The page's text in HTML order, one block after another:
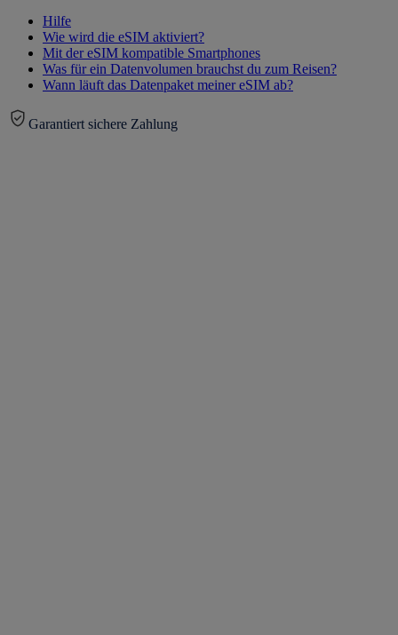
Hilfe
Wie wird die eSIM aktiviert?
Mit der eSIM kompatible Smartphones
Was für ein Datenvolumen brauchst du zum Reisen?
Wann läuft das Datenpaket meiner eSIM ab?
Garantiert sichere Zahlung